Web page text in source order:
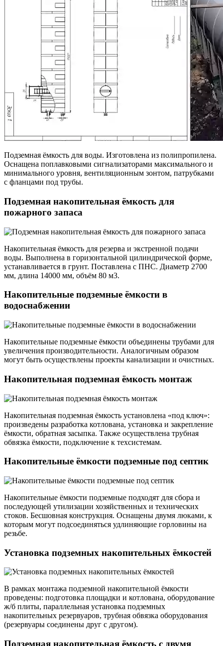
Подземная ёмкость для воды. Изготовлена из полипропилена.
Оснащена поплавковыми сигнализаторами максимального и
минимального уровня, вентиляционным зонтом, патрубками
с фланцами под трубы.
Подземная накопительная ёмкость для
пожарного запаса
Накопительная ёмкость для резерва и экстренной подачи
воды. Выполнена в горизонтальной цилиндрической форме,
устанавливается в грунт. Поставлена с ПНС. Диаметр 2700
мм, длина 14000 мм, объём 80 м3.
Накопительные подземные ёмкости в
водоснабжении
Накопительные подземные ёмкости объединены трубами для
увеличения производительности. Аналогичным образом
могут быть осуществлены проекты канализации и очистных.
Накопительная подземная ёмкость монтаж
Накопительная подземная ёмкость установлена «под ключ»:
произведены разработка котлована, установка и закрепление
ёмкости, обратная засыпка. Также осуществлена трубная
обвязка ёмкости, подключение к техсистемам.
Накопительные ёмкости подземные под септик
Накопительные ёмкости подземные подходят для сбора и
последующей утилизации хозяйственных и технических
стоков. Бесшовная конструкция. Оснащены двумя люками, к
которым могут подсоединяться удлиняющие горловины на
резьбе.
Установка подземных накопительных ёмкостей
В рамках монтажа подземной накопительной ёмкости
проведены: подготовка площадки и котлована, оборудование
ж/б плиты, параллельная установка подземных
накопительных резервуаров, трубная обвязка оборудования
(резервуары соединены друг с другом).
Подземная накопительная ёмкость с двумя